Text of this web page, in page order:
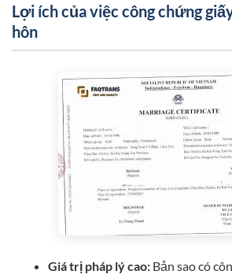
Lợi ích của việc công chứng
hôn
Giá trị pháp lý cao:Bản sao có